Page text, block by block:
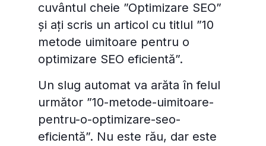
cuvântul cheie ”Optimizare SEO”
și ați scris un articol cu titlul ”10
metode uimitoare pentru o
optimizare SEO eficientă”.
Un slug automat va arăta în felul
următor ”10-metode-uimitoare-
pentru-o-optimizare-seo-
eficientă”. Nu este rău, dar este